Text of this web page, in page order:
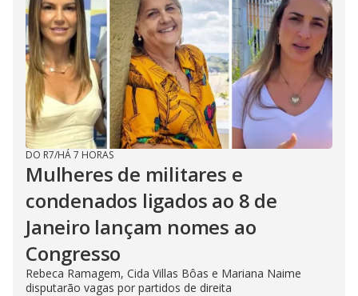
DO R7/HÁ 7 HORAS
Mulheres de militares e
condenados ligados ao 8 de
Janeiro lançam nomes ao
Congresso
Rebeca Ramagem, Cida Villas Bôas e Mariana Naime
disputarão vagas por partidos de direita